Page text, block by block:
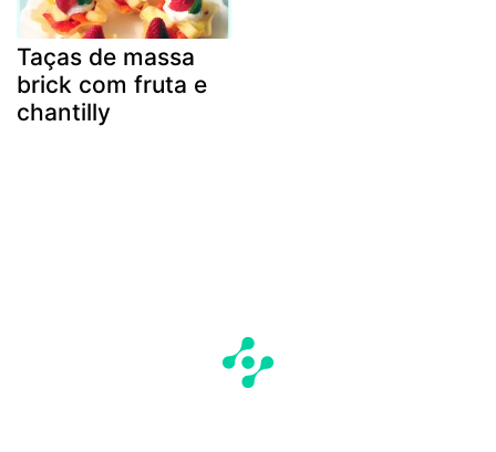
Taças de massa
brick com fruta e
chantilly